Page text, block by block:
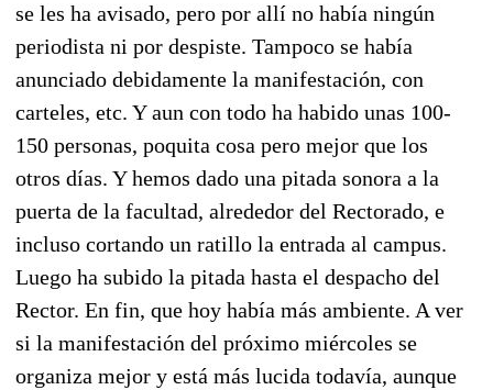
se les ha avisado, pero por allí no había ningún
periodista ni por despiste. Tampoco se había
anunciado debidamente la manifestación, con
carteles, etc. Y aun con todo ha habido unas 100-
150 personas, poquita cosa pero mejor que los
otros días. Y hemos dado una pitada sonora a la
puerta de la facultad, alrededor del Rectorado, e
incluso cortando un ratillo la entrada al campus.
Luego ha subido la pitada hasta el despacho del
Rector. En fin, que hoy había más ambiente. A ver
si la manifestación del próximo miércoles se
organiza mejor y está más lucida todavía, aunque